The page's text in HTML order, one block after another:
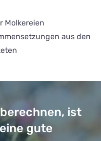
Molkereien
aus den
ist
gute